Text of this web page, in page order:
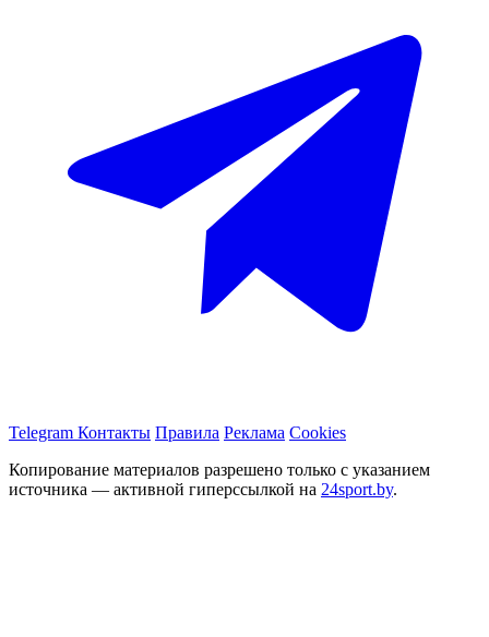
Telegram Контакты Правила Реклама Cookies
Копирование материалов разрешено только с указанием
источника — активной гиперссылкой на 24sport.by.